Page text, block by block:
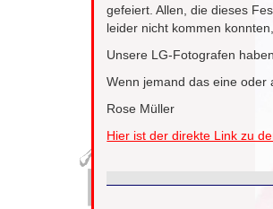
gefeiert. Allen, die dieses
leider nicht kommen
Unsere LG-Fotografen
Wenn jemand das eine oder
Rose Müller
Hier ist der direkte Link zu